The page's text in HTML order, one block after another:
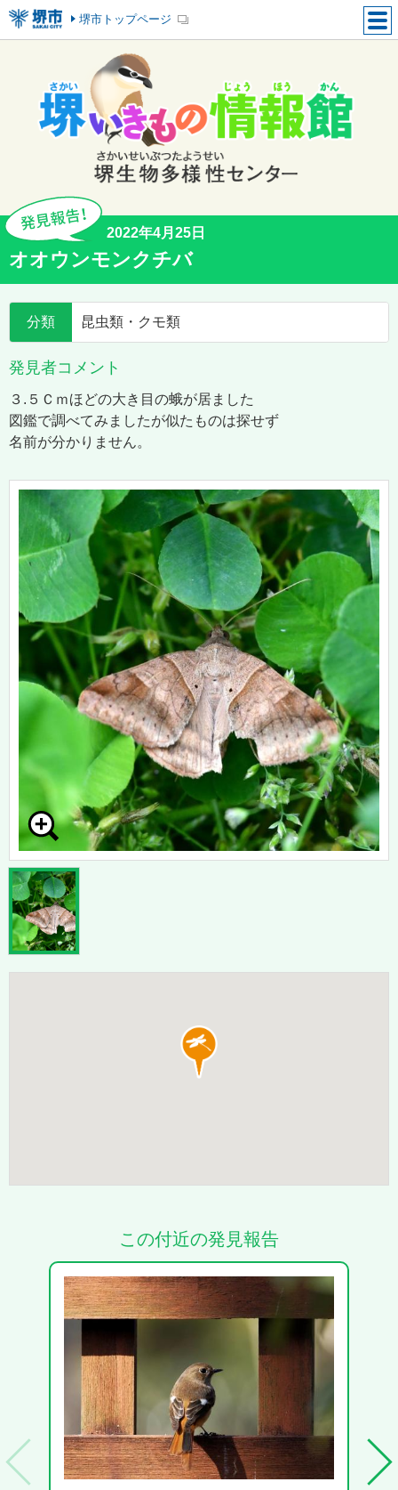
堺市トップページ
2022年4月25日
オオウンモンクチバ
分類 昆虫類・クモ類
発見者コメント
３.５Ｃｍほどの大き目の蛾が居ました
図鑑で調べてみましたが似たものは探せず
名前が分かりません。
この付近の発見報告